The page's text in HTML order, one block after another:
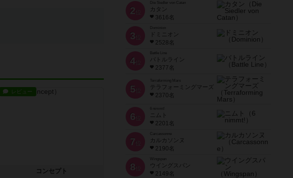
レビュー
コンセプト
2 位
Die Siedler von Catan
カタン
3616名
3 位
ドミニオン
2528名
4位
Battle Line
バトルライン
2377名
5 位
Terraforming Mars
テラフォーミングマーズ
2370名
6 位
ニムト
2201名
7 位
Carcassonne
カルカソンヌ
2190名
8 位
Wingspan
ウイングスパン
2149名